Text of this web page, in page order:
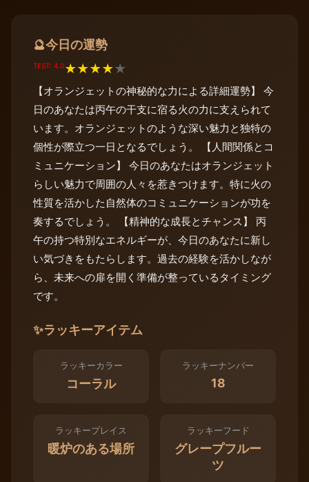
🔮今日の運勢
TEST: 4.0★★★★★
【オランジェットの神秘的な力による詳細運勢】 今
日のあなたは丙午の干支に宿る火の力に支えられて
います。オランジェットのような深い魅力と独特の
個性が際立つ一日となるでしょう。 【人間関係とコ
ミュニケーション】 今日のあなたはオランジェット
らしい魅力で周囲の人々を惹きつけます。特に火の
性質を活かした自然体のコミュニケーションが功を
奏するでしょう。 【精神的な成長とチャンス】 丙
午の持つ特別なエネルギーが、今日のあなたに新し
い気づきをもたらします。過去の経験を活かしなが
ら、未来への扉を開く準備が整っているタイミング
です。
✨ラッキーアイテム
ラッキーカラー
コーラル
ラッキーナンバー
18
ラッキープレイス
暖炉のある場所
ラッキーフード
グレープフルー
ツ